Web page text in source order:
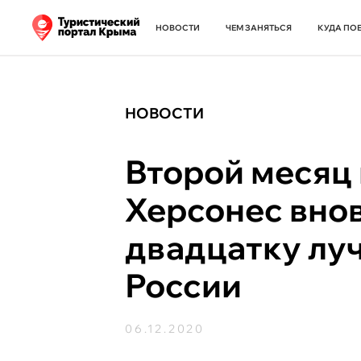
НОВОСТИ ЧЕМ ЗАНЯТЬСЯ КУДА
НОВОСТИ
Второй
Херсонес
двадцатку
России
06.12.2020